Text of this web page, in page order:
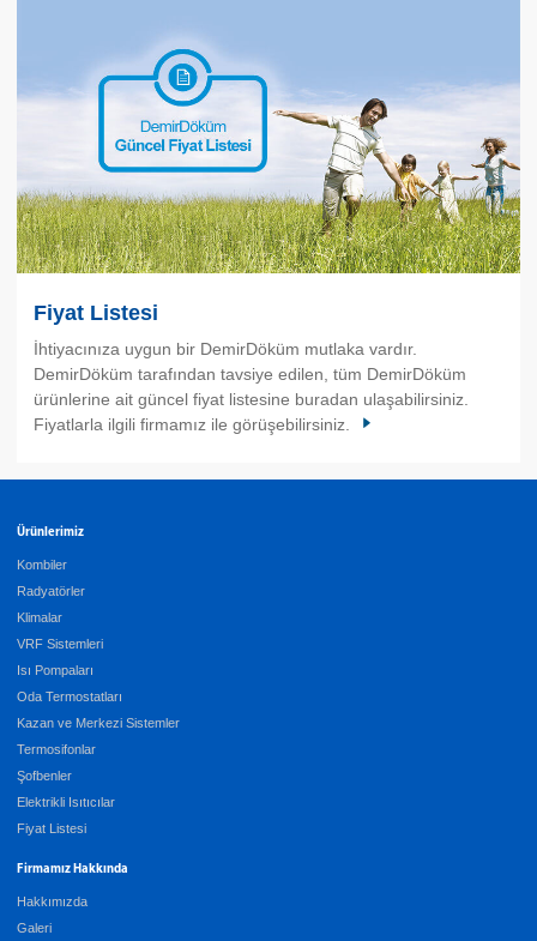
Fiyat Listesi
İhtiyacınıza uygun bir DemirDöküm mutlaka vardır.
DemirDöküm tarafından tavsiye edilen, tüm DemirDöküm
ürünlerine ait güncel fiyat listesine buradan ulaşabilirsiniz.
Fiyatlarla ilgili firmamız ile görüşebilirsiniz.
Ürünlerimiz
Kombiler
Radyatörler
Klimalar
VRF Sistemleri
Isı Pompaları
Oda Termostatları
Kazan ve Merkezi Sistemler
Termosifonlar
Şofbenler
Elektrikli Isıtıcılar
Fiyat Listesi
Firmamız Hakkında
Hakkımızda
Galeri